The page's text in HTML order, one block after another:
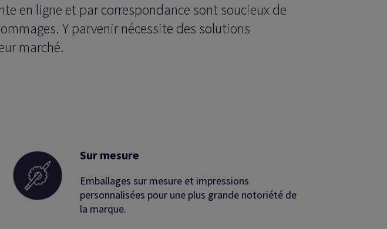
en ligne et par correspondance sont soucieux de
Y parvenir nécessite des solutions
marché.
Sur mesure
Emballages sur mesure et impressions
personnalisées pour une plus grande notoriété de
la marque.